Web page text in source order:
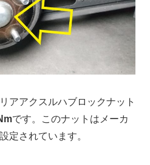
アアクスルハブロックナット
です。このナットはメーカ
定されています。